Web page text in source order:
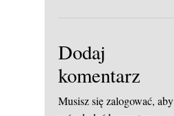
Dodaj
komentarz
Musisz sięzalogować, aby